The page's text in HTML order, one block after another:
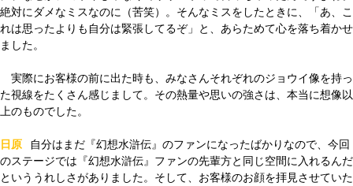
絶対にダメなミスなのに（苦笑）。そんなミスをしたときに、「あ、こ
れは思ったよりも自分は緊張してるぞ」と、あらためて心を落ち着かせ
ました。
実際にお客様の前に出た時も、みなさんそれぞれのジョウイ像を持っ
た視線をたくさん感じまして。その熱量や思いの強さは、本当に想像以
上のものでした。
日原
自分はまだ『幻想水滸伝』のファンになったばかりなので、今回
のステージでは『幻想水滸伝』ファンの先輩方と同じ空間に入れるんだ
といううれしさがありました。そして、お客様のお顔を拝見させていた